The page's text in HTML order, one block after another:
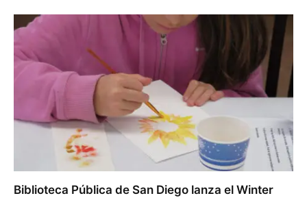
Biblioteca Pública de San Diego lanza el Winter